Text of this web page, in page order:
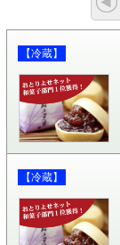
【冷蔵】
【冷蔵】